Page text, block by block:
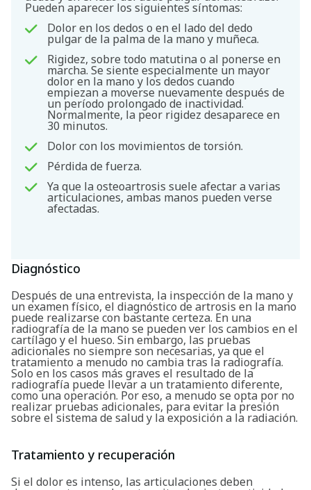
Pueden aparecer los siguientes síntomas:
Dolor en los dedos o en el lado del dedo
pulgar de la palma de la mano y muñeca.
Rigidez, sobre todo matutina o al ponerse en
marcha. Se siente especialmente un mayor
dolor en la mano y los dedos cuando
empiezan a moverse nuevamente después de
un período prolongado de inactividad.
Normalmente, la peor rigidez desaparece en
30 minutos.
Dolor con los movimientos de torsión.
Pérdida de fuerza.
Ya que la osteoartrosis suele afectar a varias
articulaciones, ambas manos pueden verse
afectadas.
Diagnóstico
Después de una entrevista, la inspección de la mano y
un examen físico, el diagnóstico de artrosis en la mano
puede realizarse con bastante certeza. En una
radiografía de la mano se pueden ver los cambios en el
cartílago y el hueso. Sin embargo, las pruebas
adicionales no siempre son necesarias, ya que el
tratamiento a menudo no cambia tras la radiografía.
Solo en los casos más graves el resultado de la
radiografía puede llevar a un tratamiento diferente,
como una operación. Por eso, a menudo se opta por no
realizar pruebas adicionales, para evitar la presión
sobre el sistema de salud y la exposición a la radiación.
Tratamiento y recuperación
Si el dolor es intenso, las articulaciones deben